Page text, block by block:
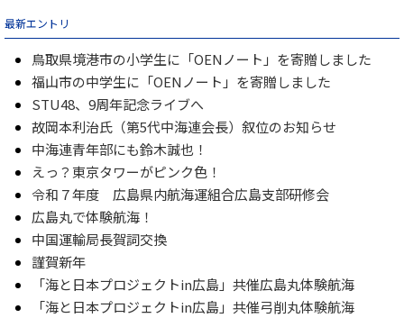
最新エントリ
鳥取県境港市の小学生に「OENノート」を寄贈しました
福山市の中学生に「OENノート」を寄贈しました
STU48、9周年記念ライブへ
故岡本利治氏（第5代中海連会長）叙位のお知らせ
中海連青年部にも鈴木誠也！
えっ？東京タワーがピンク色！
令和７年度 広島県内航海運組合広島支部研修会
広島丸で体験航海！
中国運輸局長賀詞交換
謹賀新年
「海と日本プロジェクトin広島」共催広島丸体験航海
「海と日本プロジェクトin広島」共催弓削丸体験航海